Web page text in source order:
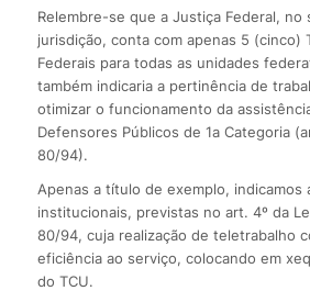
Relembre-se que a Justiça Federal, no
jurisdição, conta com apenas 5 (cinco)
Federais para todas as unidades
também indicaria a pertinência de
otimizar o funcionamento da
Defensores Públicos de 1a Categoria
80/94).
Apenas a título de exemplo, indicamos
institucionais, previstas no art. 4º da
80/94, cuja realização de teletrabalho
eficiência ao serviço, colocando em
do TCU.